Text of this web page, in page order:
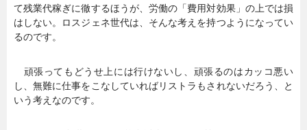
て残業代稼ぎに徹するほうが、労働の「費用対効果」の上では損
はしない。ロスジェネ世代は、そんな考えを持つようになってい
るのです。
頑張ってもどうせ上には行けないし、頑張るのはカッコ悪い
し、無難に仕事をこなしていればリストラもされないだろう、と
いう考えなのです。